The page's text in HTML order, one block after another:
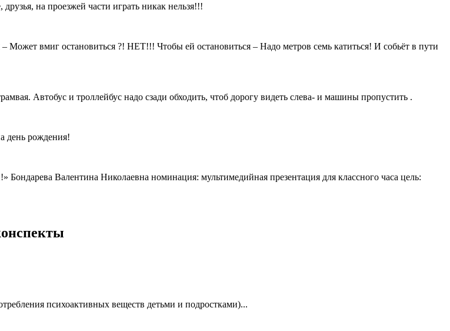
на проезжей части играть никак нельзя!!!
вмиг остановиться ?! НЕТ!!! Чтобы ей остановиться – Надо метров семь катиться! И собьёт в пути
Автобус и троллейбус надо сзади обходить, чтоб дорогу видеть слева- и машины пропустить .
день рождения!
Валентина Николаевна номинация: мультимедийная презентация для классного часа цель:
психоактивных веществ детьми и подростками)...